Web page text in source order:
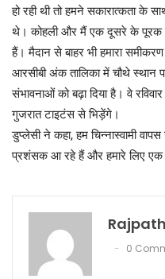
हो रही थी तो हमने सकारात्कता
थे। कोहली और मैं एक दूसरे के पूरक
हैं। मैदान से बाहर भी हमारा
आरसीबी अंक तालिका में चौथे
संभावनाओं को बढ़ा दिया है। वे
गुजरात टाइटंस से भिड़ेंगे।
डुप्लेसी ने कहा, हम चिन्नास्वामी
प्रशंसक आ रहे हैं और हमारे लिए
0